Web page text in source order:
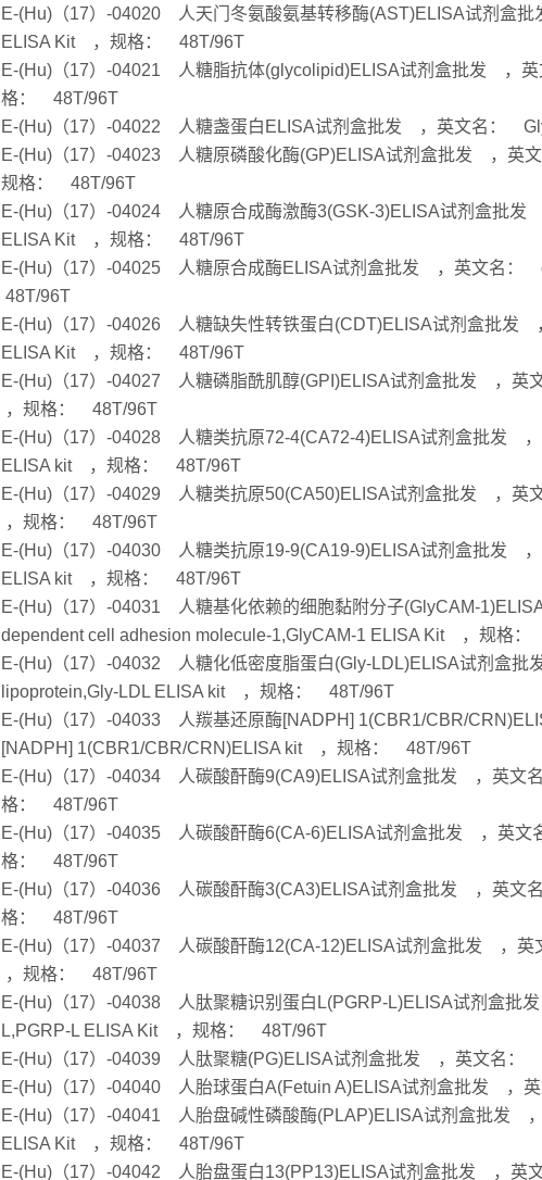
E-(Hu)（17）-04020 人天门冬氨酸氨基转移酶(AST)ELISA试剂盒
ELISA Kit ，规格： 48T/96T
E-(Hu)（17）-04021 人糖脂抗体(glycolipid)ELISA试剂盒批发 ，
格： 48T/96T
E-(Hu)（17）-04022 人糖盏蛋白ELISA试剂盒批发 ，英文名：
E-(Hu)（17）-04023 人糖原磷酸化酶(GP)ELISA试剂盒批发 ，英
规格： 48T/96T
E-(Hu)（17）-04024 人糖原合成酶激酶3(GSK-3)ELISA试剂盒批
ELISA Kit ，规格： 48T/96T
E-(Hu)（17）-04025 人糖原合成酶ELISA试剂盒批发 ，英文名：
48T/96T
E-(Hu)（17）-04026 人糖缺失性转铁蛋白(CDT)ELISA试剂盒批发
ELISA Kit ，规格： 48T/96T
E-(Hu)（17）-04027 人糖磷脂酰肌醇(GPI)ELISA试剂盒批发 ，英
，规格： 48T/96T
E-(Hu)（17）-04028 人糖类抗原72-4(CA72-4)ELISA试剂盒批发
ELISA kit ，规格： 48T/96T
E-(Hu)（17）-04029 人糖类抗原50(CA50)ELISA试剂盒批发 ，英
，规格： 48T/96T
E-(Hu)（17）-04030 人糖类抗原19-9(CA19-9)ELISA试剂盒批发
ELISA kit ，规格： 48T/96T
E-(Hu)（17）-04031 人糖基化依赖的细胞黏附分子(GlyCAM-
dependent cell adhesion molecule-1,GlyCAM-1 ELISA Kit ，规格
E-(Hu)（17）-04032 人糖化低密度脂蛋白(Gly-LDL)ELISA试剂盒
lipoprotein,Gly-LDL ELISA kit ，规格： 48T/96T
E-(Hu)（17）-04033 人羰基还原酶[NADPH] 1(CBR1/CBR/
[NADPH] 1(CBR1/CBR/CRN)ELISA kit ，规格： 48T/96T
E-(Hu)（17）-04034 人碳酸酐酶9(CA9)ELISA试剂盒批发 ，英
格： 48T/96T
E-(Hu)（17）-04035 人碳酸酐酶6(CA-6)ELISA试剂盒批发 ，英
格： 48T/96T
E-(Hu)（17）-04036 人碳酸酐酶3(CA3)ELISA试剂盒批发 ，英
格： 48T/96T
E-(Hu)（17）-04037 人碳酸酐酶12(CA-12)ELISA试剂盒批发 ，
，规格： 48T/96T
E-(Hu)（17）-04038 人肽聚糖识别蛋白L(PGRP-L)ELISA试剂盒
L,PGRP-L ELISA Kit ，规格： 48T/96T
E-(Hu)（17）-04039 人肽聚糖(PG)ELISA试剂盒批发 ，英文名
E-(Hu)（17）-04040 人胎球蛋白A(Fetuin A)ELISA试剂盒批发
E-(Hu)（17）-04041 人胎盘碱性磷酸酶(PLAP)ELISA试剂盒批发
ELISA Kit ，规格： 48T/96T
E-(Hu)（17）-04042 人胎盘蛋白13(PP13)ELISA试剂盒批发 ，